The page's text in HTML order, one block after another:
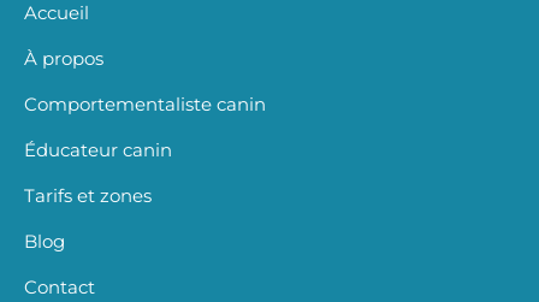
Accueil
À propos
Comportementaliste canin
Éducateur canin
Tarifs et zones
Blog
Contact